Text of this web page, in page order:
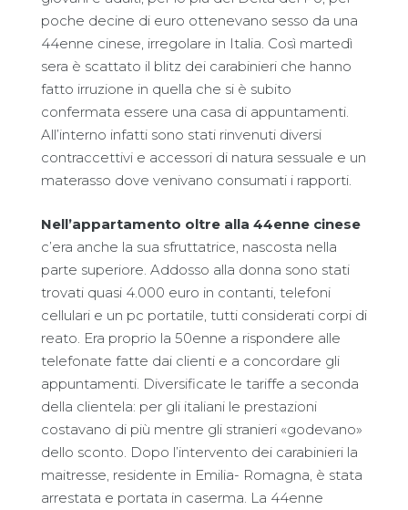
poche decine di euro ottenevano sesso da una
44enne cinese, irregolare in Italia. Così martedì
sera è scattato il blitz dei carabinieri che hanno
fatto irruzione in quella che si è subito
confermata essere una casa di appuntamenti.
All’interno infatti sono stati rinvenuti diversi
contraccettivi e accessori di natura sessuale e un
materasso dove venivano consumati i rapporti.
Nell’appartamento oltre alla 44enne cinese
c’era anche la sua sfruttatrice, nascosta nella
parte superiore. Addosso alla donna sono stati
trovati quasi 4.000 euro in contanti, telefoni
cellulari e un pc portatile, tutti considerati corpi di
reato. Era proprio la 50enne a rispondere alle
telefonate fatte dai clienti e a concordare gli
appuntamenti. Diversificate le tariffe a seconda
della clientela: per gli italiani le prestazioni
costavano di più mentre gli stranieri «godevano»
dello sconto. Dopo l’intervento dei carabinieri la
maitresse, residente in Emilia- Romagna, è stata
arrestata e portata in caserma. La 44enne